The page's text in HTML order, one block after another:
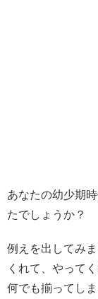
あなたの幼少期
たでしょうか？
例えを出してみ
くれて、やって
何でも揃ってし